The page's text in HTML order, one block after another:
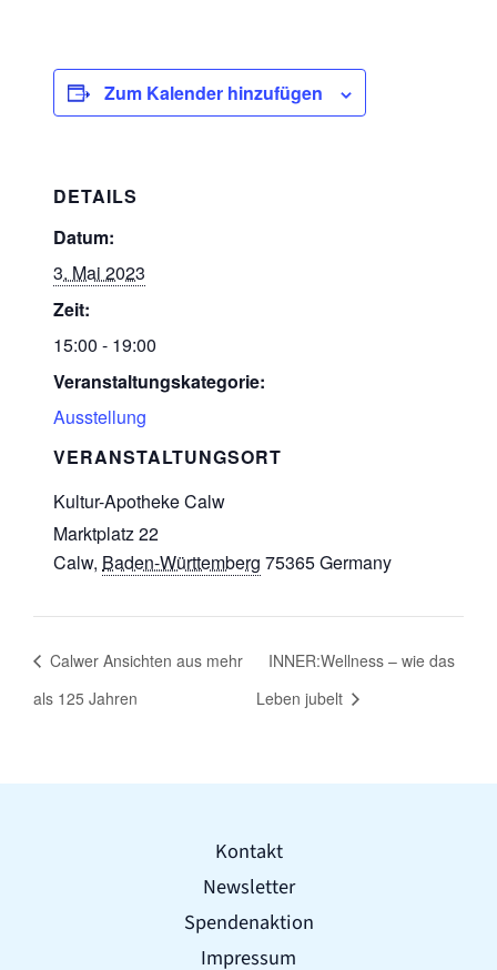
Zum Kalender hinzufügen
DETAILS
Datum:
3. Mai 2023
Zeit:
15:00 - 19:00
Veranstaltungskategorie:
Ausstellung
VERANSTALTUNGSORT
Kultur-Apotheke Calw
Marktplatz 22
Calw, Baden-Württemberg 75365Germany
Calwer Ansichten aus mehr
als 125 Jahren
INNER:Wellness – wie das
Leben jubelt
Kontakt
Newsletter
Spendenaktion
Impressum